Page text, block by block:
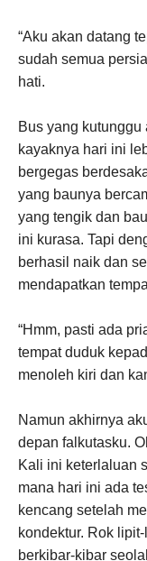
“Aku akan datang
sudah semua
hati.
Bus yang
kayaknya hari ini
bergegas
yang baunya
yang tengik dan
ini kurasa. Tapi
berhasil naik dan
mendapatkan
“Hmm, pasti ada
tempat duduk
menoleh kiri dan
Namun akhirnya
depan falkutasku.
Kali ini keterlaluan
mana hari ini ada
kencang setelah
kondektur. Rok
berkibar-kibar